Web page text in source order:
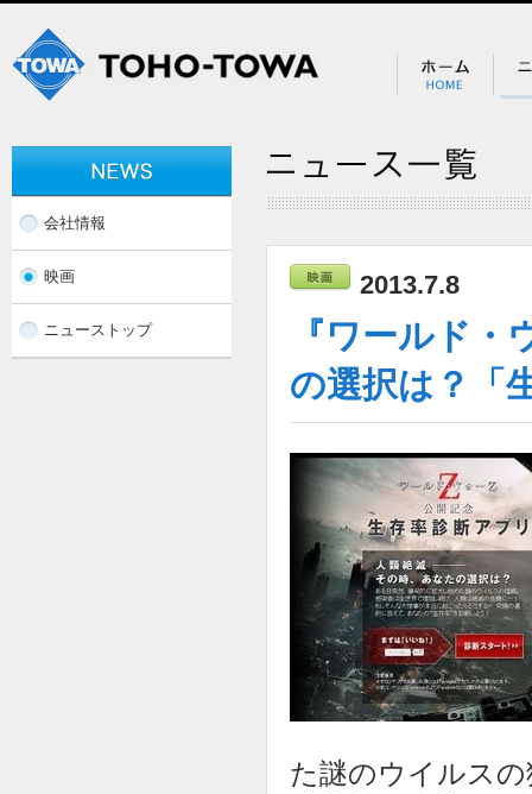
2013.7.8
『ワールド
の選択は？「
た謎のウイルスの
会社情報
映画
ニューストップ